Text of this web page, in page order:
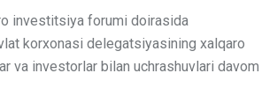
investitsiya forumi doirasida
korxonasi delegatsiyasining xalqaro
va investorlar bilan uchrashuvlari davom